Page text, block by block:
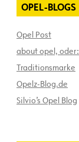
OPEL-BLOGS
Opel Post
about opel,
Traditionsmarke
Opelz-Blog.de
Silvio’s Opel Blog